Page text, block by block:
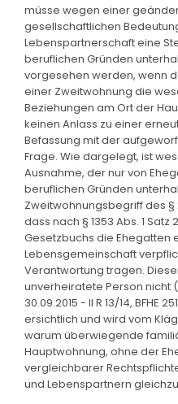
müsse wegen einer
gesellschaftlichen
Lebenspartnerschaft eine
beruflichen Gründen
vorgesehen werden, wenn
einer Zweitwohnung die
Beziehungen am Ort der
keinen Anlass zu einer
Befassung mit der
Frage. Wie dargelegt, ist
Ausnahme, der nur von
beruflichen Gründen
Zweitwohnungsbegriff des §
dass nach § 1353 Abs. 1
Gesetzbuchs die Ehegatten
Lebensgemeinschaft
Verantwortung tragen.
unverheiratete Person nicht
30.09.2015 - II R 13/14, BFHE
ersichtlich und wird vom
warum überwiegende
Hauptwohnung, ohne der
vergleichbarer
und Lebenspartnern